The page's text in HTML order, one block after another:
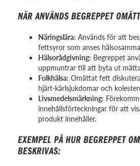
NÄR ANVÄNDS BEGREPPET
Näringslära: Används för att
fettsyror som anses
Hälsorådgivning: Begreppet
uppmuntrar till att byta ut
Folkhälsa: Omättat fett
hjärt-kärlsjukdomar och
Livsmedelsmärkning:
innehållsförteckningar för att
produkt innehåller.
EXEMPEL PÅ HUR BEGREPPET
BESKRIVAS: